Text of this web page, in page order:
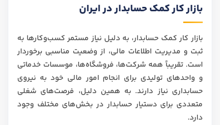
بازار کار کمک حسابدار در ایران
بازار کار کمک حسابدار، به دلیل نیاز مستمر کسب‌وکارها به
ثبت و مدیریت اطلاعات مالی، از وضعیت مناسبی برخوردار
است. تقریباً همه شرکت‌ها، فروشگاه‌ها، موسسات خدماتی
و واحدهای تولیدی برای انجام امور مالی خود به نیروی
حسابداری نیاز دارند. به همین دلیل، فرصت‌های شغلی
متعددی برای دستیار حسابدار در بخش‌های مختلف وجود
دارد.